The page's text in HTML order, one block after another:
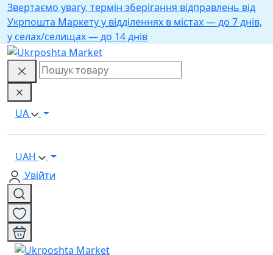
Звертаємо увагу, термін зберігання відправлень від
Укрпошта Маркету у відділеннях в містах — до 7 днів,
у селах/селищах — до 14 днів
UA
UAH
Увійти